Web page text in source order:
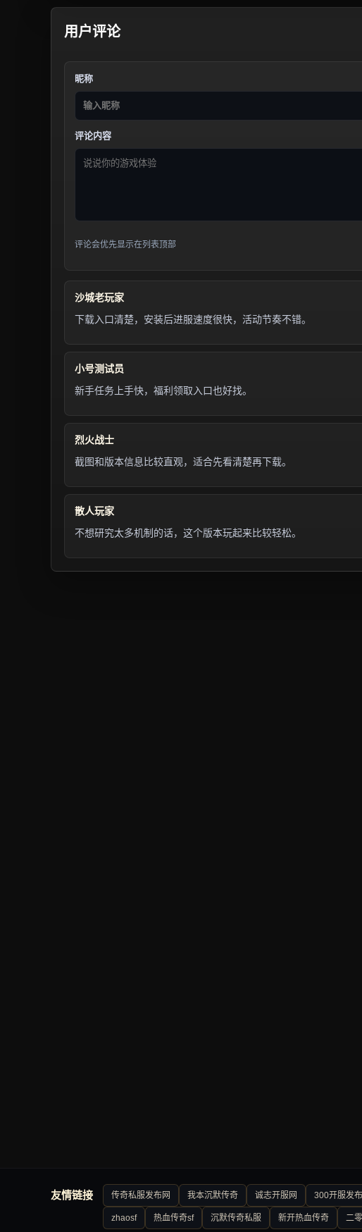
用户评论
昵称
评论内容
评论会优先显示在列表顶部
沙城老玩家
下载入口清楚，安装后进服速度很快，活动节奏不错。
小号测试员
新手任务上手快，福利领取入口也好找。
烈火战士
截图和版本信息比较直观，适合先看清楚再下载。
散人玩家
不想研究太多机制的话，这个版本玩起来比较轻松。
友情链接 传奇私服发布网 我本沉默传奇 诚志开服网 300开服发
zhaosf 热血传奇sf 沉默传奇私服 新开热血传奇 二